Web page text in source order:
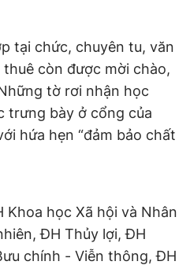
- BTTTT cấp ngày 24.3.2020
có sự chấp thuận bằng văn
JSC.
tại chức, chuyên tu, văn
còn được mời chào,
tờ rơi nhận học
trưng bày ở cổng của
hứa hẹn “đảm bảo chất
Khoa học Xã hội và Nhân
ĐH Thủy lợi, ĐH
chính - Viễn thông, ĐH